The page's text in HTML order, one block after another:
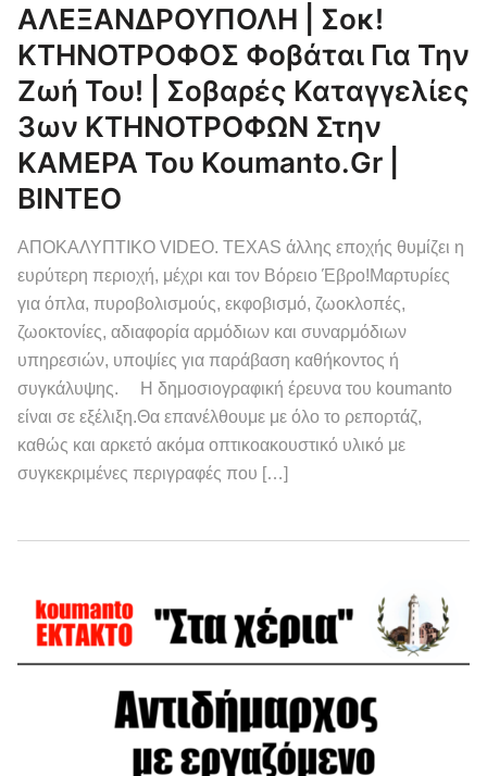
ΑΛΕΞΑΝΔΡΟΥΠΟΛΗ | Σοκ!
ΚΤΗΝΟΤΡΟΦΟΣ Φοβάται Για Την
Ζωή Του! | Σοβαρές Καταγγελίες
3ων ΚΤΗΝΟΤΡΟΦΩΝ Στην
ΚΑΜΕΡΑ Του Koumanto.gr |
ΒΙΝΤΕΟ
ΑΠΟΚΑΛΥΠΤΙΚΟ VIDEO. TEXAS άλλης εποχής θυμίζει η
ευρύτερη περιοχή, μέχρι και τον Βόρειο Έβρο!Μαρτυρίες
για όπλα, πυροβολισμούς, εκφοβισμό, ζωοκλοπές,
ζωοκτονίες, αδιαφορία αρμόδιων και συναρμόδιων
υπηρεσιών, υποψίες για παράβαση καθήκοντος ή
συγκάλυψης. Η δημοσιογραφική έρευνα του koumanto
είναι σε εξέλιξη.Θα επανέλθουμε με όλο το ρεπορτάζ,
καθώς και αρκετό ακόμα οπτικοακουστικό υλικό με
συγκεκριμένες περιγραφές που […]